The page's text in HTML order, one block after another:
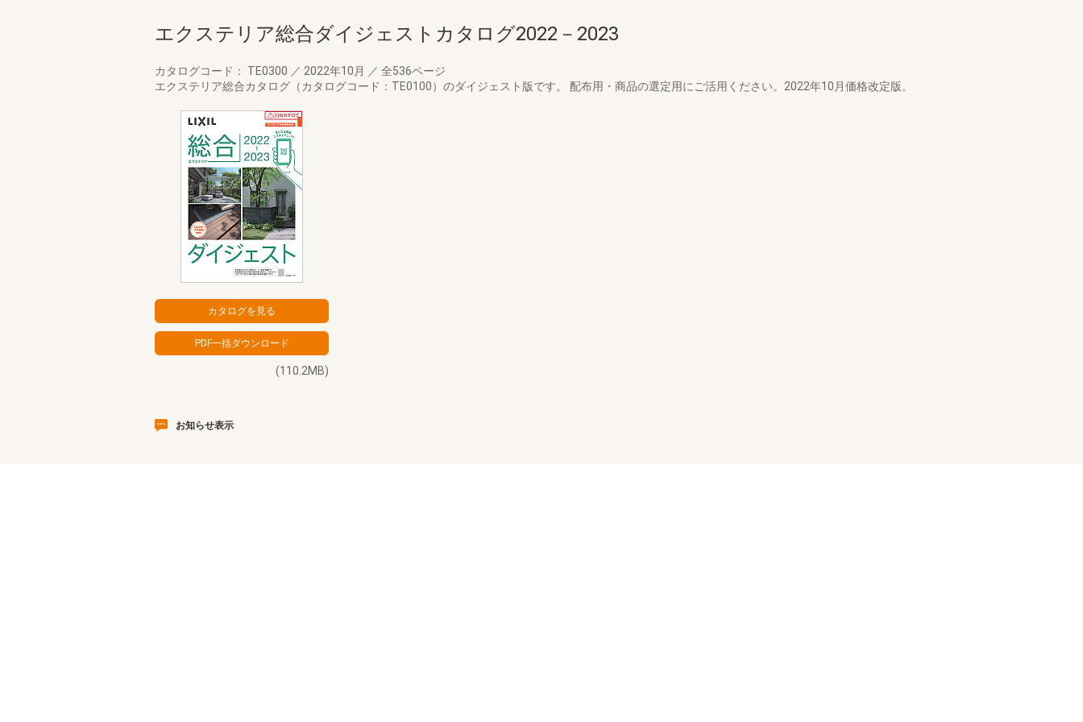
エクステリア総合ダイジェストカタログ2022－2023
カタログコード： TE0300 ／ 2022年10月 ／ 全536ページ
エクステリア総合カタログ（カタログコード：TE0100）のダイジェスト版です。 配布用・商品の選定用にご活用ください。2022年10月価格改定版。
(110.2MB)
お知らせ表示